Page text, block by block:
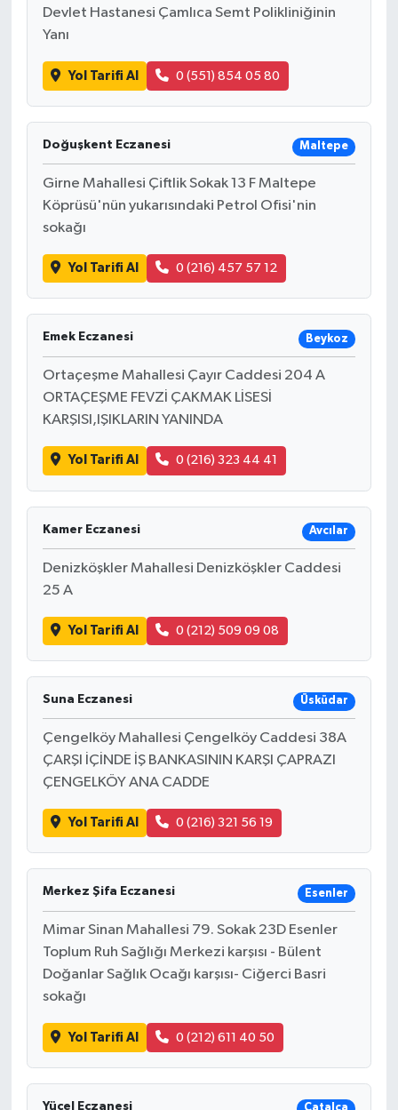
Devlet Hastanesi Çamlıca Semt Polikliniğinin
Yanı
Yol Tarifi Al 0 (551) 854 05 80
Doğuşkent Eczanesi Maltepe
Girne Mahallesi Çiftlik Sokak 13 F Maltepe
Köprüsü'nün yukarısındaki Petrol Ofisi'nin
sokağı
Yol Tarifi Al 0 (216) 457 57 12
Emek Eczanesi Beykoz
Ortaçeşme Mahallesi Çayır Caddesi 204 A
ORTAÇEŞME FEVZİ ÇAKMAK LİSESİ
KARŞISI,IŞIKLARIN YANINDA
Yol Tarifi Al 0 (216) 323 44 41
Kamer Eczanesi Avcılar
Denizköşkler Mahallesi Denizköşkler Caddesi
25 A
Yol Tarifi Al 0 (212) 509 09 08
Suna Eczanesi Üsküdar
Çengelköy Mahallesi Çengelköy Caddesi 38A
ÇARŞI İÇİNDE İŞ BANKASININ KARŞI ÇAPRAZI
ÇENGELKÖY ANA CADDE
Yol Tarifi Al 0 (216) 321 56 19
Merkez Şifa Eczanesi Esenler
Mimar Sinan Mahallesi 79. Sokak 23D Esenler
Toplum Ruh Sağlığı Merkezi karşısı - Bülent
Doğanlar Sağlık Ocağı karşısı- Ciğerci Basri
sokağı
Yol Tarifi Al 0 (212) 611 40 50
Yücel Eczanesi